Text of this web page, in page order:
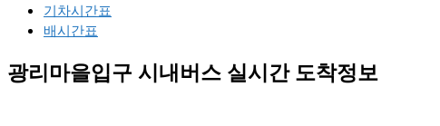
기차시간표
배시간표
광리마을입구 시내버스 실시간 도착정보